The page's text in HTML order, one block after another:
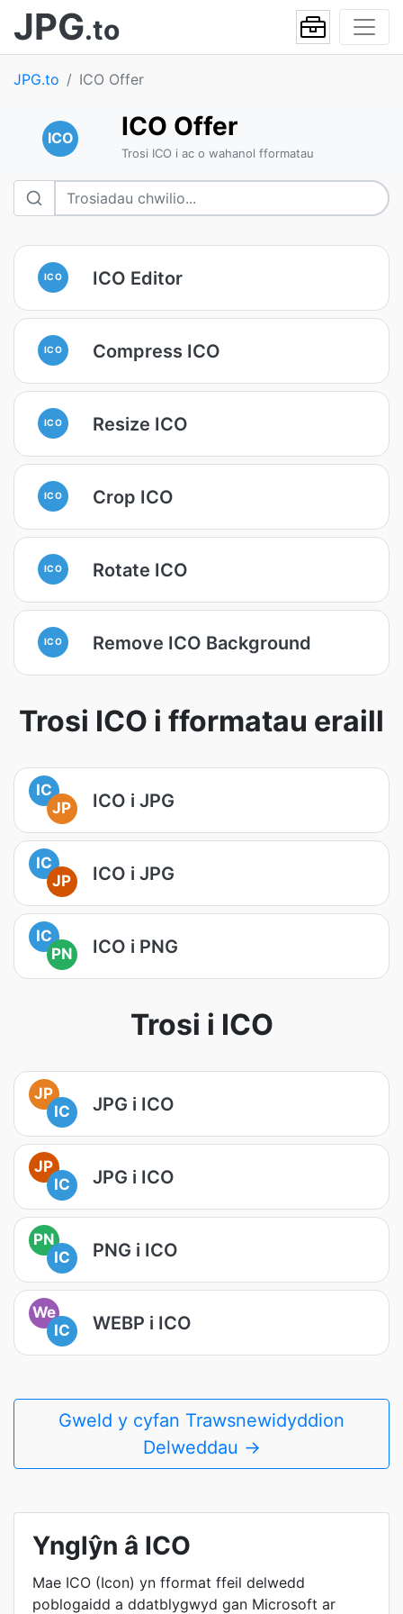
JPG.to
JPG.to ICO Offer
ICO ICO Offer
Trosi ICO i ac o wahanol fformatau
ICO ICO Editor
ICO Compress ICO
ICO Resize ICO
ICO Crop ICO
ICO Rotate ICO
ICO Remove ICO Background
Trosi ICO i fformatau eraill
IC
JP
ICO i JPG
IC
JP
ICO i JPG
IC
PN
ICO i PNG
Trosi i ICO
JP
IC
JPG i ICO
JP
IC
JPG i ICO
PN
IC
PNG i ICO
We
IC
WEBP i ICO
Gweld y cyfan Trawsnewidyddion
Delweddau →
Ynglŷn â ICO
Mae ICO (Icon) yn fformat ffeil delwedd
poblogaidd a ddatblygwyd gan Microsoft ar